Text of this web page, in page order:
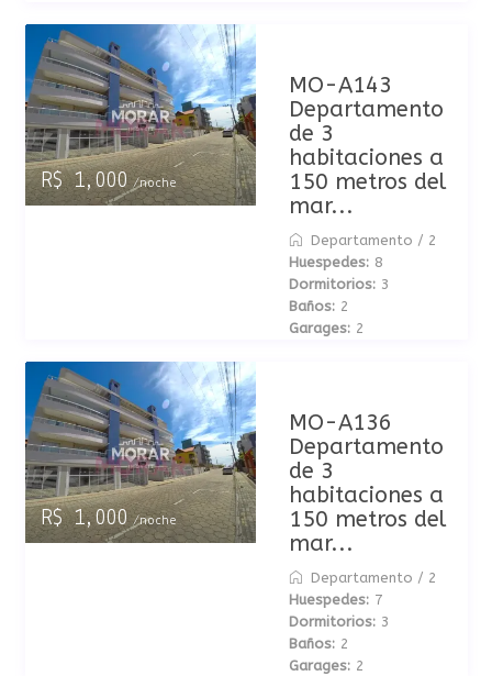
R$ 1,000/noche
MO-A143
Departamento
de 3
habitaciones a
150 metros del
mar...
Departamento / 2
Huespedes: 8
Dormitorios: 3
Baños: 2
Garages: 2
R$ 1,000/noche
MO-A136
Departamento
de 3
habitaciones a
150 metros del
mar...
Departamento / 2
Huespedes: 7
Dormitorios: 3
Baños: 2
Garages: 2